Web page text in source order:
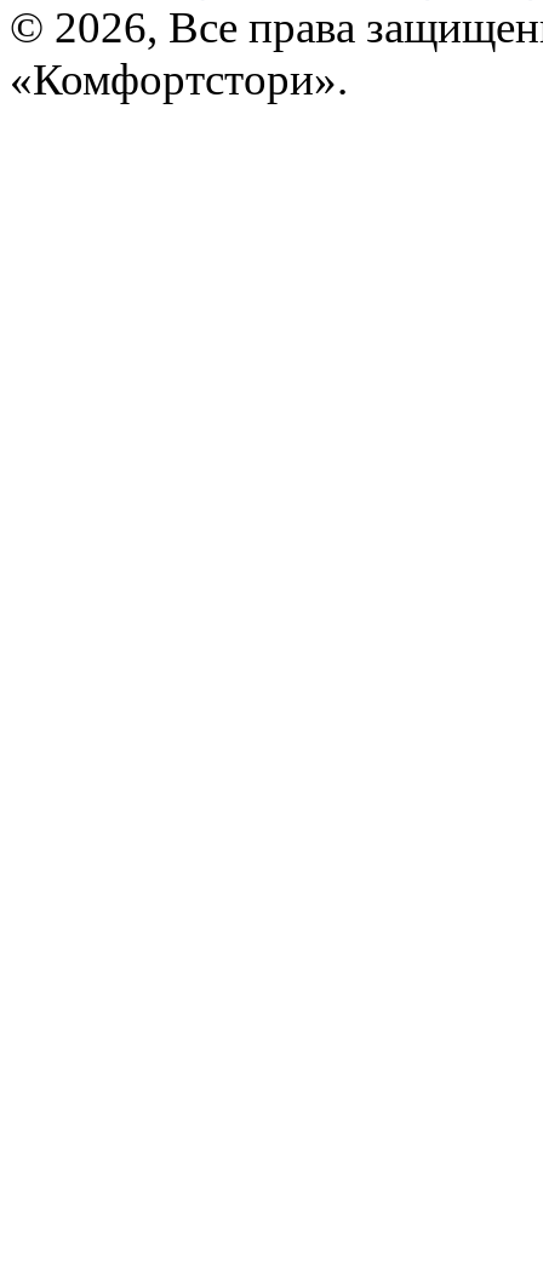
© 2026, Все права
«Комфортстори».